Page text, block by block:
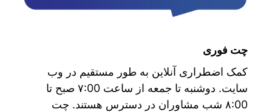
چت فوری
کمک اضطراری آنلاین به طور مستقیم در وب
سایت. دوشنبه تا جمعه از ساعت ۷:00 صبح تا
۸:00 شب مشاوران در دسترس هستند. چت